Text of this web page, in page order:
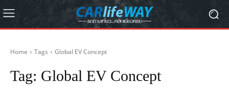
Home Tags Global EV Concept
Tag: Global EV Concept